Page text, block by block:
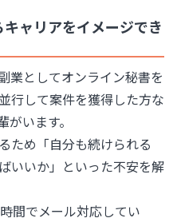
ャリアをイメージでき
業としてオンライン秘書を
行して案件を獲得した方な
います。
ため「自分も続けられる
いいか」といった不安を解
間でメール対応してい